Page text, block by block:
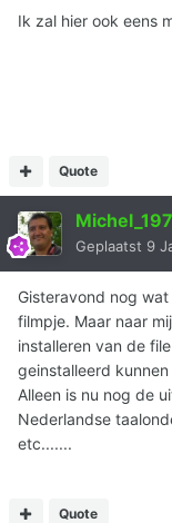
Ik zal hier ook eens
Quote
Geplaatst 9
Gisteravond nog
filmpje. Maar naar
installeren van de
geinstalleerd
Alleen is nu nog de
Nederlandse
etc.......
Quote